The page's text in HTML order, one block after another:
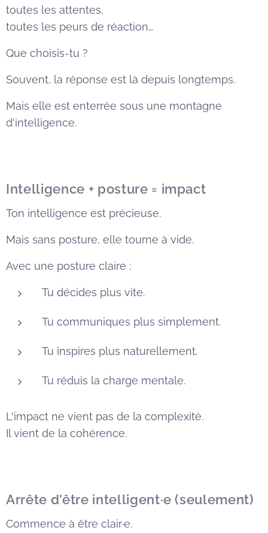
toutes les attentes,
toutes les peurs de réaction…
Que choisis-tu ?
Souvent, la réponse est là depuis longtemps.
Mais elle est enterrée sous une montagne
d'intelligence.
Intelligence + posture = impact
Ton intelligence est précieuse.
Mais sans posture, elle tourne à vide.
Avec une posture claire :
Tu décides plus vite.
Tu communiques plus simplement.
Tu inspires plus naturellement.
Tu réduis la charge mentale.
L'impact ne vient pas de la complexité.
Il vient de la cohérence.
Arrête d'être intelligent·e (seulement)
Commence à être clair·e.